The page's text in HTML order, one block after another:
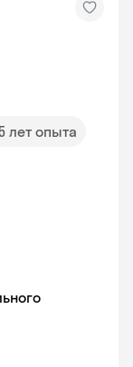
5 лет опыта